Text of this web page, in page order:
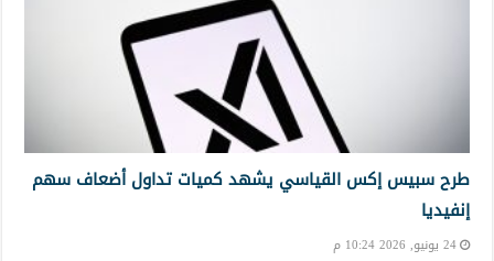
طرح سبيس إكس القياسي يشهد كميات تداول أضعاف سهم
إنفيديا
24 يونيو, 2026 10:24 م